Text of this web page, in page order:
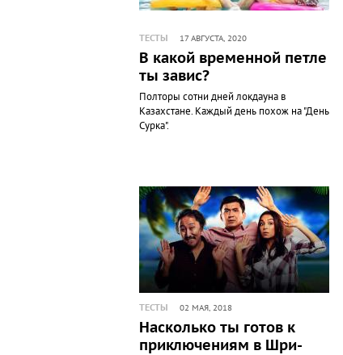
ТЕСТЫ 17 АВГУСТА, 2020
В какой временной петле
ты завис?
Полторы сотни дней локдауна в
Казахстане. Каждый день похож на "День
Сурка".
ТЕСТЫ 02 МАЯ, 2018
Насколько ты готов к
приключениям в Шри-